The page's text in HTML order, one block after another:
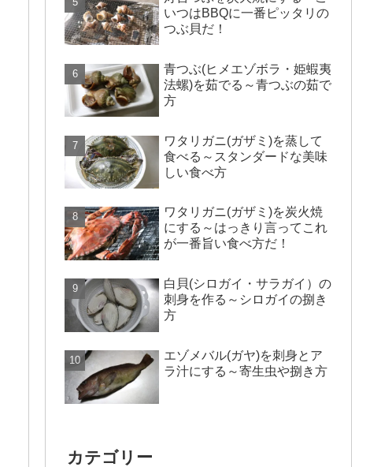
いつはBBQに一番ピッタリの
つぶ貝だ！
青つぶ(ヒメエゾボラ・姫蝦夷
法螺)を茹でる～青つぶの茹で
方
ワタリガニ(ガザミ)を蒸して
食べる～スタンダードな美味
しい食べ方
ワタリガニ(ガザミ)を炭火焼
にする～はっきり言ってこれ
が一番旨い食べ方だ！
白貝(シロガイ・サラガイ）の
刺身を作る～シロガイの捌き
方
エゾメバル(ガヤ)を刺身とア
ラ汁にする～寄生虫や捌き方
カテゴリー